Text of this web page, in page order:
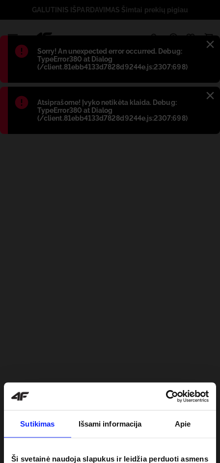
Sutikimas Išsami informacija Apie
Ši svetainė naudoja slapukus ir leidžia perduoti asmens
Błąd:
Sorry! An unexpected error occurred. Debug:
TypeError380 at Dialog
(/client.81ebb4133d7828d9244e.js:2307:698)
Błąd:
Atsiprašome! Įvyko netikėta klaida. Debug:
TypeError380 at Dialog
(/client.81ebb4133d7828d9244e.js:2307:698)
GALUTINIS IŠPARDAVIMAS Šimtai prekių pigiau